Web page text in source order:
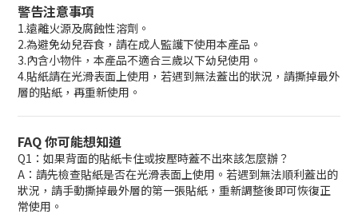
警告注意事項
1.遠離火源及腐蝕性溶劑。
2.為避免幼兒吞食，請在成人監護下使用本產品。
3.內含小物件，本產品不適合三歲以下幼兒使用。
4.貼紙請在光滑表面上使用，若遇到無法蓋出的狀況，請撕掉最外
層的貼紙，再重新使用。
FAQ 你可能想知道
Q1：如果背面的貼紙卡住或按壓時蓋不出來該怎麼辦？
A：請先檢查貼紙是否在光滑表面上使用。若遇到無法順利蓋出的
狀況，請手動撕掉最外層的第一張貼紙，重新調整後即可恢復正
常使用。